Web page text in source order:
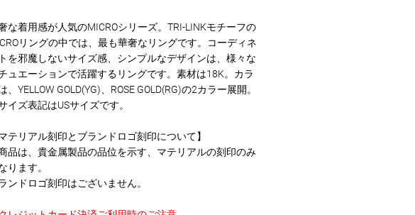
な着用感が人気のMICROシリーズ。TRI-LINKモチーフの
リングの中では、最も華奢なリングです。コーディネ
を邪魔しないサイズ感、シンプルなデザインは、様々な
ュエーションで活躍するリングです。素材は18K。カラ
、YELLOW GOLD(YG)、ROSE GOLD(RG)の2カラー展開。
イズ表記はUSサイズです。
マテリアル刻印とブランドロゴ刻印について】
品は、貴金属製品の品位を示す、マテリアルの刻印のみ
ります。
ンドロゴ刻印はございません。